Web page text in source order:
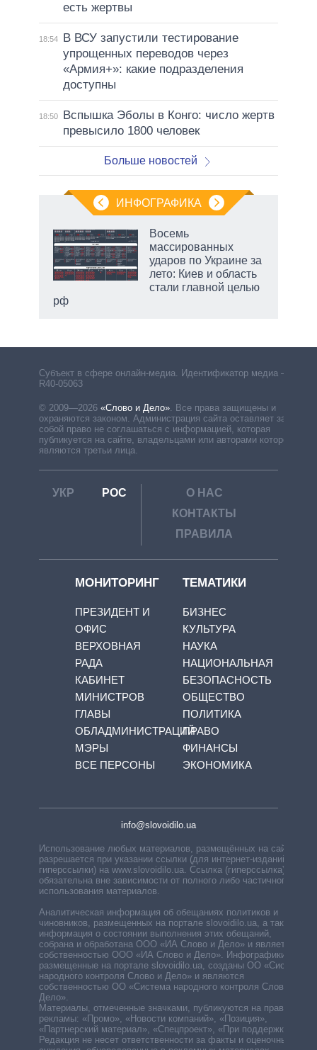
есть жертвы
18:54
В ВСУ запустили тестирование
упрощенных переводов через
«Армия+»: какие подразделения
доступны
18:50
Вспышка Эболы в Конго: число жертв
превысило 1800 человек
Больше новостей
ИНФОГРАФИКА
Восемь
массированных
ударов по Украине за
лето: Киев и область
стали главной целью
рф
Субъект в сфере онлайн-медиа. Идентификатор медиа –
R40-05063
© 2009—2026 «Слово и Дело». Все права защищены и
охраняются законом. Администрация сайта оставляет за
собой право не соглашаться с информацией, которая
публикуется на сайте, владельцами или авторами которой
являются третьи лица.
УКР РОС
О НАС
КОНТАКТЫ
ПРАВИЛА
МОНИТОРИНГ
ПРЕЗИДЕНТ И
ОФИС
ВЕРХОВНАЯ
РАДА
КАБИНЕТ
МИНИСТРОВ
ГЛАВЫ
ОБЛАДМИНИСТРАЦИЙ
МЭРЫ
ВСЕ ПЕРСОНЫ
ТЕМАТИКИ
БИЗНЕС
КУЛЬТУРА
НАУКА
НАЦИОНАЛЬНАЯ
БЕЗОПАСНОСТЬ
ОБЩЕСТВО
ПОЛИТИКА
ПРАВО
ФИНАНСЫ
ЭКОНОМИКА
info@slovoidilo.ua
Использование любых материалов, размещённых на сайте,
разрешается при указании ссылки (для интернет-изданий —
гиперссылки) на www.slovoidilo.ua. Ссылка (гиперссылка)
обязательна вне зависимости от полного либо частичного
использования материалов.
Аналитическая информация об обещаниях политиков и
чиновников, размещенных на портале slovoidilo.ua, а также
информация о состоянии выполнения этих обещаний,
собрана и обработана ООО «ИА Слово и Дело» и является
собственностью ООО «ИА Слово и Дело». Инфографики,
размещенные на портале slovoidilo.ua, созданы ОО «Система
народного контроля Слово и Дело» и являются
собственностью ОО «Система народного контроля Слово и
Дело».
Материалы, отмеченные значками, публикуются на правах
рекламы: «Промо», «Новости компаний», «Позиция»,
«Партнерский материал», «Спецпроект», «При поддержке».
Редакция не несет ответственности за факты и оценочные